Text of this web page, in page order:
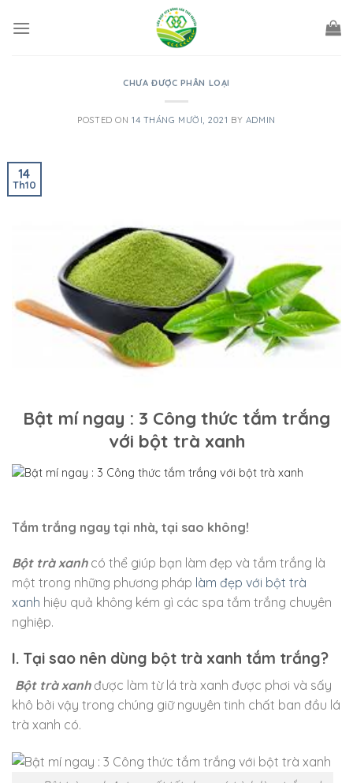
CHƯA ĐƯỢC PHÂN LOẠI
POSTED ON 14 THÁNG MƯỜI, 2021 BY ADMIN
14
Th10
Bật mí ngay : 3 Công thức tắm trắng
với bột trà xanh
Tắm trắng ngay tại nhà, tại sao không!
Bột trà xanhcó thể giúp bạn làm đẹp và tắm trắng là
một trong những phương pháp làm đẹp với bột trà
xanh hiệu quả không kém gì các spa tắm trắng chuyên
nghiệp.
I. Tại sao nên dùng bột trà xanh tắm trắng?
Bột trà xanhđược làm từ lá trà xanh được phơi và sấy
khô bởi vậy trong chúng giữ nguyên tinh chất ban đầu lá
trà xanh có.